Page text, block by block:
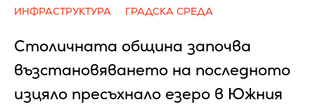
ИНФРАСТРУКТУРА ГРАДСКА СРЕДА
Столичната община започва
възстановяването на последното
изцяло пресъхнало езеро в Южния